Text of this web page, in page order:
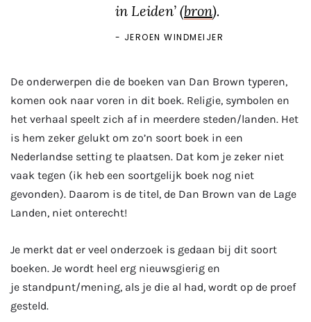
in Leiden’ (bron).
JEROEN WINDMEIJER
De onderwerpen die de boeken van Dan Brown typeren,
komen ook naar voren in dit boek. Religie, symbolen en
het verhaal speelt zich af in meerdere steden/landen. Het
is hem zeker gelukt om zo’n soort boek in een
Nederlandse setting te plaatsen. Dat kom je zeker niet
vaak tegen (ik heb een soortgelijk boek nog niet
gevonden). Daarom is de titel, de Dan Brown van de Lage
Landen, niet onterecht!
Je merkt dat er veel onderzoek is gedaan bij dit soort
boeken. Je wordt heel erg nieuwsgierig en
je standpunt/mening, als je die al had, wordt op de proef
gesteld.